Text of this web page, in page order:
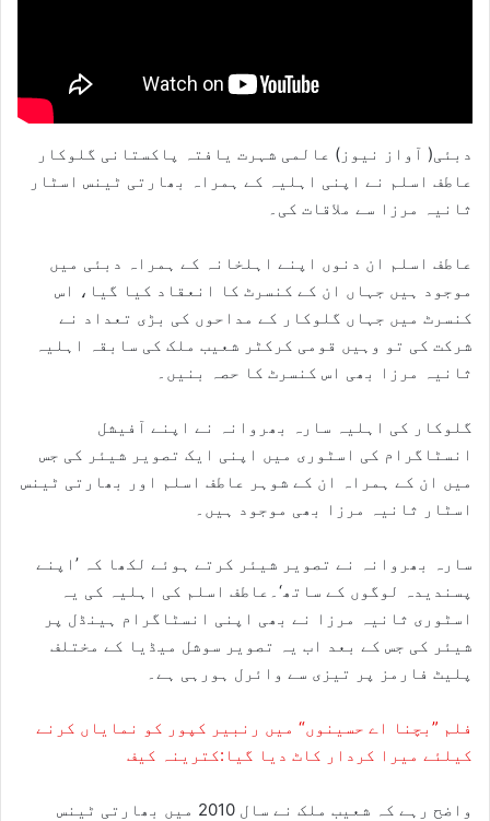
دبئی( آواز نیوز) عالمی شہرت یافتہ پاکستانی گلوکار
عاطف اسلم نے اپنی اہلیہ کے ہمراہ بھارتی ٹینس اسٹار
ثانیہ مرزا سے ملاقات کی۔
عاطف اسلم ان دنوں اپنے اہلخانہ کے ہمراہ دبئی میں
موجود ہیں جہاں ان کے کنسرٹ کا انعقاد کیا گیا، اس
کنسرٹ میں جہاں گلوکار کے مداحوں کی بڑی تعداد نے
شرکت کی تو وہیں قومی کرکٹر شعیب ملک کی سابقہ اہلیہ
ثانیہ مرزا بھی اس کنسرٹ کا حصہ بنیں۔
گلوکار کی اہلیہ سارہ بھروانہ نے اپنے آفیشل
انسٹاگرام کی اسٹوری میں اپنی ایک تصویر شیئر کی جس
میں ان کے ہمراہ ان کے شوہر عاطف اسلم اور بھارتی ٹینس
اسٹار ثانیہ مرزا بھی موجود ہیں۔
سارہ بھروانہ نے تصویر شیئر کرتے ہوئے لکھا کہ ’اپنے
پسندیدہ لوگوں کے ساتھ‘۔عاطف اسلم کی اہلیہ کی یہ
اسٹوری ثانیہ مرزا نے بھی اپنی انسٹاگرام ہینڈل پر
شیئر کی جس کے بعد اب یہ تصویر سوشل میڈیا کے مختلف
پلیٹ فارمز پر تیزی سے وائرل ہورہی ہے۔
فلم ”بچنا اے حسینوں“ میں رنبیر کپور کو نمایاں کرنے
کیلئے میرا کردار کاٹ دیا گیا:کترینہ کیف
واضح رہے کہ شعیب ملک نے سال 2010 میں بھارتی ٹینس